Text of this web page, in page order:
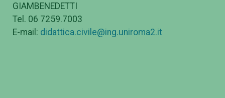
GIAMBENEDETTI
Tel. 06 7259.7003
E-mail: didattica.civile@ing.uniroma2.it